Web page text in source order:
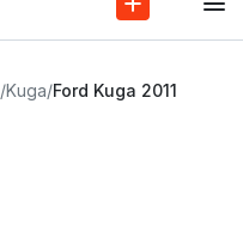
/Kuga/Ford Kuga 2011